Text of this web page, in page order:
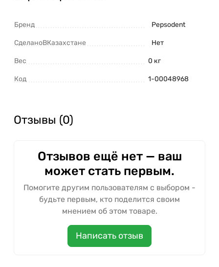
Бренд Pepsodent
СделаноВКазахстане Нет
Вес 0 кг
Код 1-00048968
Отзывы (0)
Отзывов ещё нет — ваш
может стать первым.
Помогите другим пользователям с выбором -
будьте первым, кто поделится своим
мнением об этом товаре.
Написать отзыв